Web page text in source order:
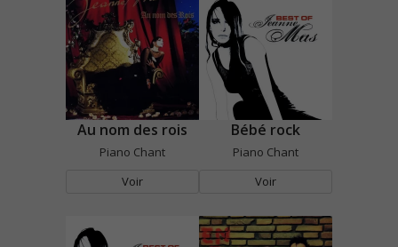
Au nom des rois
Piano Chant
Voir
Bébé rock
Piano Chant
Voir